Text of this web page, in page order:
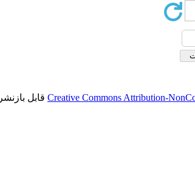
Creative Commons Attribution- قابل